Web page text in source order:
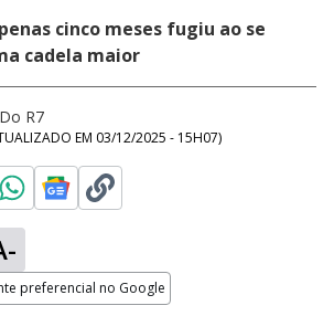
cinco meses fugiu ao se
cadela maior
Do R7
EM 03/12/2025 - 15H07)
preferencial no Google